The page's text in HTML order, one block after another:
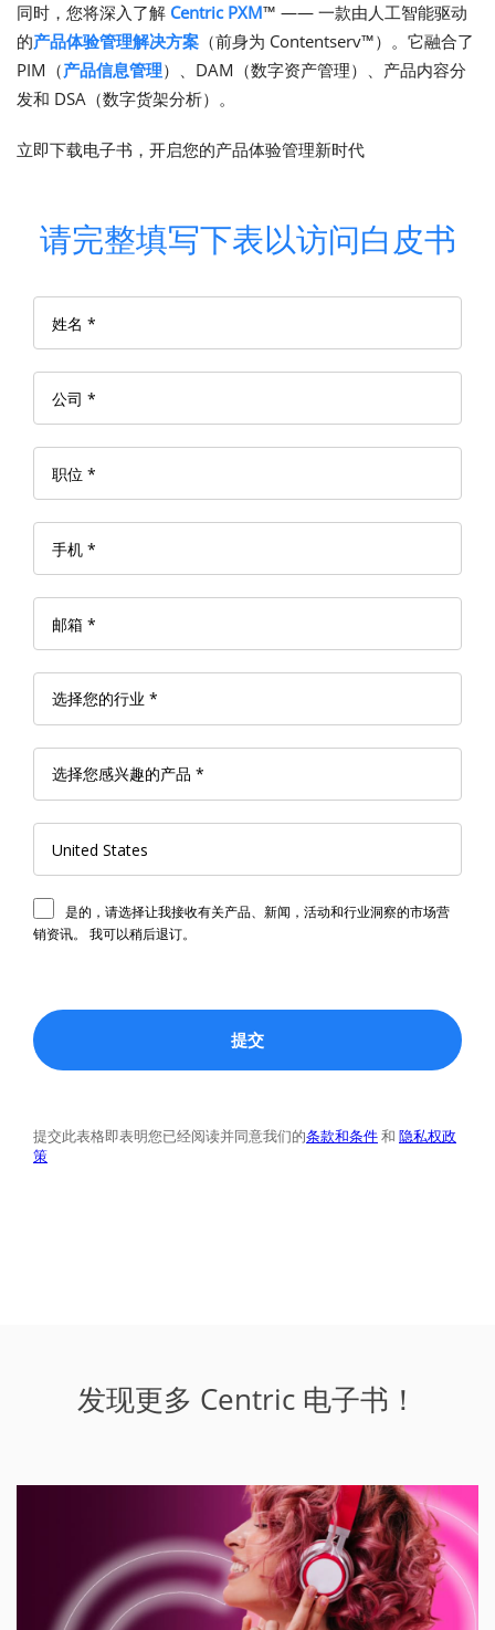
同时，您将深入了解 Centric PXM™ —— 一款由人工智能驱动
的产品体验管理解决方案 （前身为 Contentserv™）。它融合了
PIM（产品信息管理）、DAM（数字资产管理）、产品内容分
发和 DSA（数字货架分析）。
立即下载电子书，开启您的产品体验管理新时代
请完整填写下表以访问白皮书
发现更多 Centric 电子书！